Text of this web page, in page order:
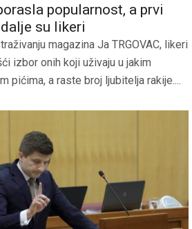
popularnost, a prvi
su likeri
magazina Ja TRGOVAC, likeri
izbor onih koji uživaju u jakim
pićima, a raste broj ljubitelja rakije....